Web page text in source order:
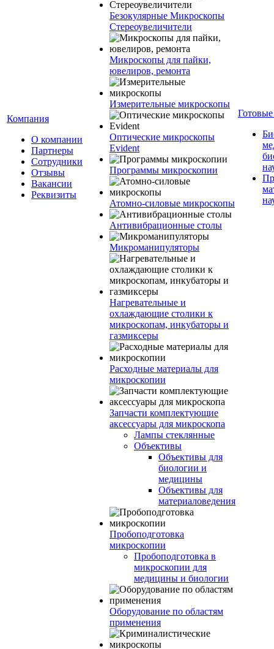
Компания
О компании
Партнеры
Сотрудники
Отзывы
Вакансии
Реквизиты
Безокулярные Микроскопы
Стереоувеличители
Микроскопы для пайки,
ювелиров, ремонта
Измерительные микроскопы
Оптические микроскопы
Evident
Программы микроскопии
Атомно-силовые микроскопы
Антивибрационные столы
Микроманипуляторы
Нагревательные и
охлаждающие столики к
микроскопам, инкубаторы и
газмиксеры
Расходные материалы для
микроскопии
Запчасти комплектующие
аксессуары для микроскопа
Лампы стеклянные
Объективы
Объективы для
биологии и
медицины
Объективы для
материаловедения
Пробоподготовка
микроскопии
Пробоподготовка в
микроскопии для
медицины и биологии
Оборудование по областям
применения